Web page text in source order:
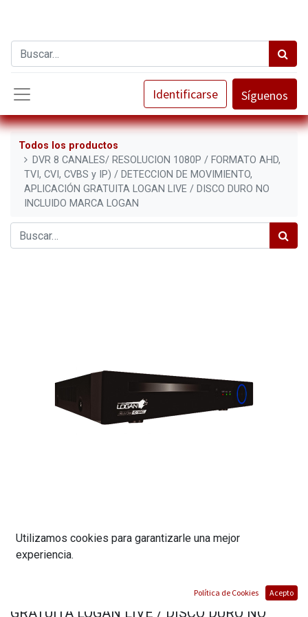
Identificarse Síguenos
Todos los productos
DVR 8 CANALES/ RESOLUCION 1080P / FORMATO AHD,
TVI, CVI, CVBS y IP) / DETECCION DE MOVIMIENTO,
APLICACIÓN GRATUITA LOGAN LIVE / DISCO DURO NO
INCLUIDO MARCA LOGAN
DVR 8 CANALES/ RESOLUCION 1080P /
DETECCION DE MOVIMIENTO, APLICACIÓN
GRATUITA LOGAN LIVE / DISCO DURO NO
Utilizamos cookies para garantizarle una mejor
experiencia.
Política de Cookies Acepto